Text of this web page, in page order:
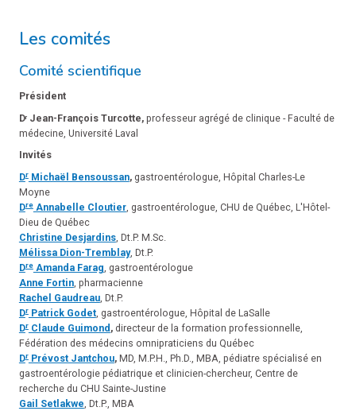
Les comités
Comité scientifique
Président
DrJean-François Turcotte, professeur agrégé de clinique - Faculté de
médecine, Université Laval
Invités
DrMichaël Bensoussan,gastroentérologue, Hôpital Charles-Le
Moyne
DreAnnabelle Cloutier, gastroentérologue, CHU de Québec, L'Hôtel-
Dieu de Québec
Christine Desjardins, Dt.P. M.Sc.
Mélissa Dion-Tremblay, Dt.P.
DreAmanda Farag, gastroentérologue
Anne Fortin, pharmacienne
Rachel Gaudreau, Dt.P.
DrPatrick Godet, gastroentérologue, Hôpital de LaSalle
DrClaude Guimond ,directeur de la formation professionnelle,
Fédération des médecins omnipraticiens du Québec
DrPrévost Jantchou,MD, M.P.H., Ph.D., MBA, pédiatre spécialisé en
gastroentérologie pédiatrique et clinicien-chercheur, Centre de
recherche du CHU Sainte-Justine
Gail Setlakwe, Dt.P., MBA